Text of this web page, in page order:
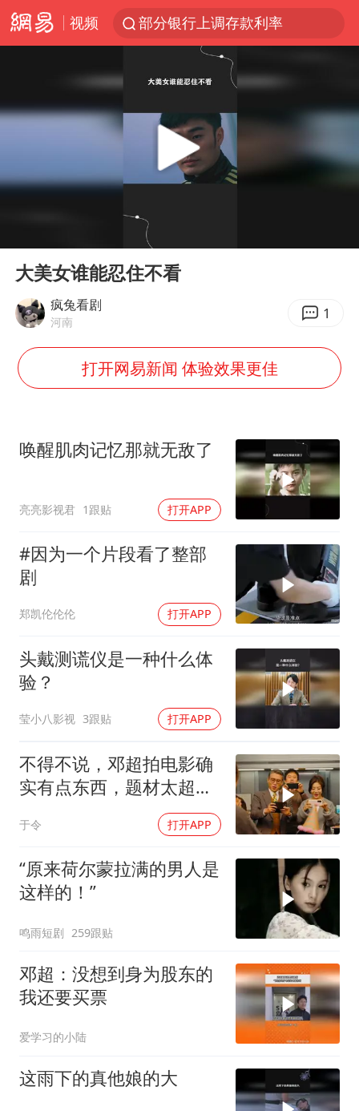
视频
部分银行上调存款利率
小沈阳加盟《披荆斩棘》
朱一龙的鼻子怎么了
上海暴雨已致多处积水
上海鼓励居家办公
4.2平卫生间补漏注胶花1.55万
湖北启动重大气象灾害三级应急响应
白海豚路径图
56岁刘奕君跟13岁女儿合跳
Play
大美女谁能忍住不看
疯兔看剧
河南 1
打开网易新闻 体验效果更佳
唤醒肌肉记忆那就无敌了
亮亮影视君 1跟贴 打开APP
#因为一个片段看了整部
剧
郑凯伦伦伦 打开APP
头戴测谎仪是一种什么体
验？
莹小八影视 3跟贴 打开APP
不得不说，邓超拍电影确
实有点东西，题材太超前
于令 打开APP
“原来荷尔蒙拉满的男人是
这样的！”
鸣雨短剧 259跟贴
邓超：没想到身为股东的
我还要买票
爱学习的小陆
这雨下的真他娘的大